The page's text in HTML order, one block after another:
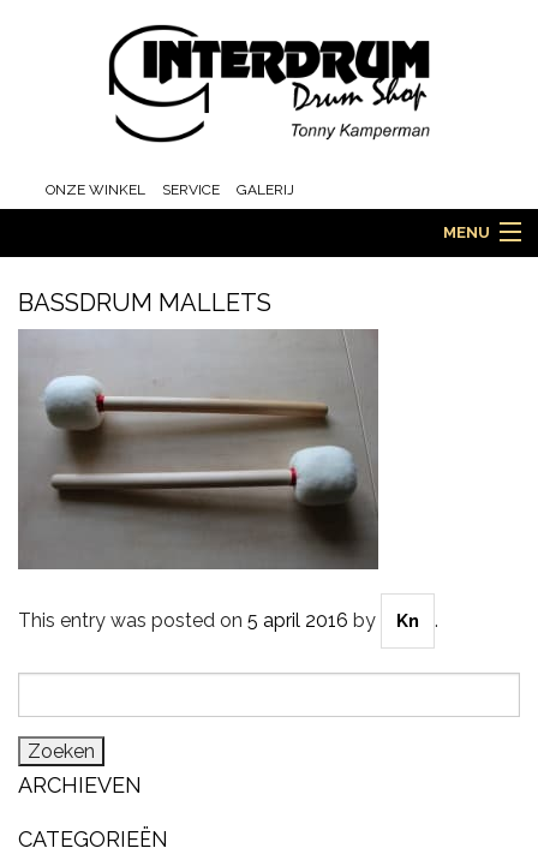
ONZE WINKEL SERVICE GALERIJ
MENU
DRUMS
CYMBALS
PERCUSSIE
BASSDRUM MALLETS
This entry was posted on 5 april 2016 by Kn .
ARCHIEVEN
CATEGORIEËN